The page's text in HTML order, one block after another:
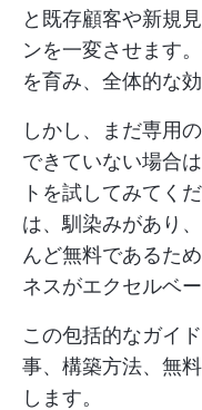
と既存顧客や新規
ンを一変させます
を育み、全体的な
しかし、まだ専用
できていない場合
トを試してみてく
は、馴染みがあり
んど無料であるた
ネスがエクセルベ
この包括的なガイ
事、構築方法、無
します。